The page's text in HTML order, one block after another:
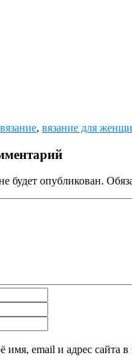
, вязание для
будет опубликован.
имя, email и адрес сайта